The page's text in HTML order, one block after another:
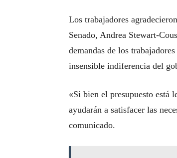
Los trabajadores
Senado, Andrea Stewart-
demandas de los
insensible indiferencia del
«Si bien el presupuesto está
ayudarán a satisfacer las
comunicado.